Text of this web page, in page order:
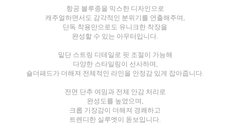
항공 블루종을 믹스한 디자인으로
캐주얼하면서도 감각적인 분위기를 연출해주며,
단독 착용만으로도 유니크한 착장을
완성할 수 있는 아우터입니다.
밑단 스트링 디테일로 핏 조절이 가능해
다양한 스타일링이 선사하며,
숄더패드가 더해져 전체적인 라인을 안정감 있게 잡아줍니다.
전면 단추 여밈과 전체 안감 처리로
완성도를 높였으며,
크롭 기장감이 더해져 경쾌하고
트렌디한 실루엣이 돋보입니다.